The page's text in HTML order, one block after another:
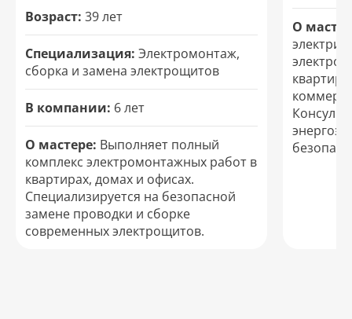
Возраст: 39 лет
Специализация: Электромонтаж,
сборка и замена электрощитов
В компании: 6 лет
О мастере: Выполняет полный
комплекс электромонтажных работ в
квартирах, домах и офисах.
Специализируется на безопасной
замене проводки и сборке
современных электрощитов.
О